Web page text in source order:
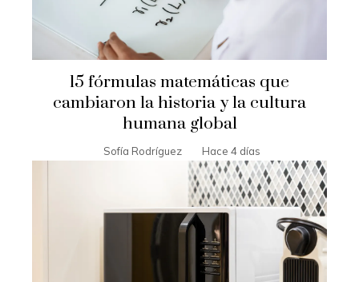
15 fórmulas matemáticas que
cambiaron la historia y la cultura
humana global
Sofía Rodríguez Hace 4 días